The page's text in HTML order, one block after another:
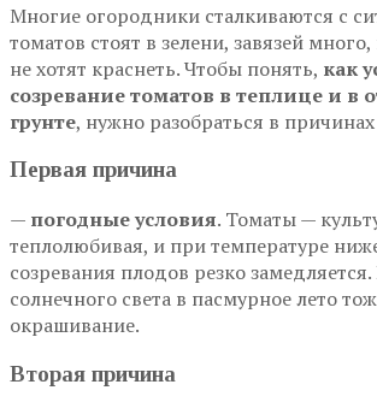
Многие огородники сталкиваются с
томатов стоят в зелени, завязей
не хотят краснеть. Чтобы понять, как
созревание томатов в теплице и в
грунте, нужно разобраться в
Первая причина
— погодные условия. Томаты —
теплолюбивая, и при температуре
созревания плодов резко
солнечного света в пасмурное лето
окрашивание.
Вторая причина